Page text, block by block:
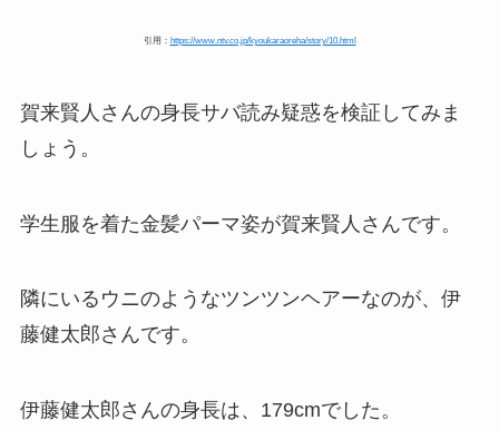
引用： https://www.ntv.co.jp/kyoukaraoreha/story/10.html
賀来賢人さんの身長サバ読み疑惑を検証してみま
しょう。
学生服を着た金髪パーマ姿が賀来賢人さんです。
隣にいるウニのようなツンツンヘアーなのが、伊
藤健太郎さんです。
伊藤健太郎さんの身長は、179cmでした。